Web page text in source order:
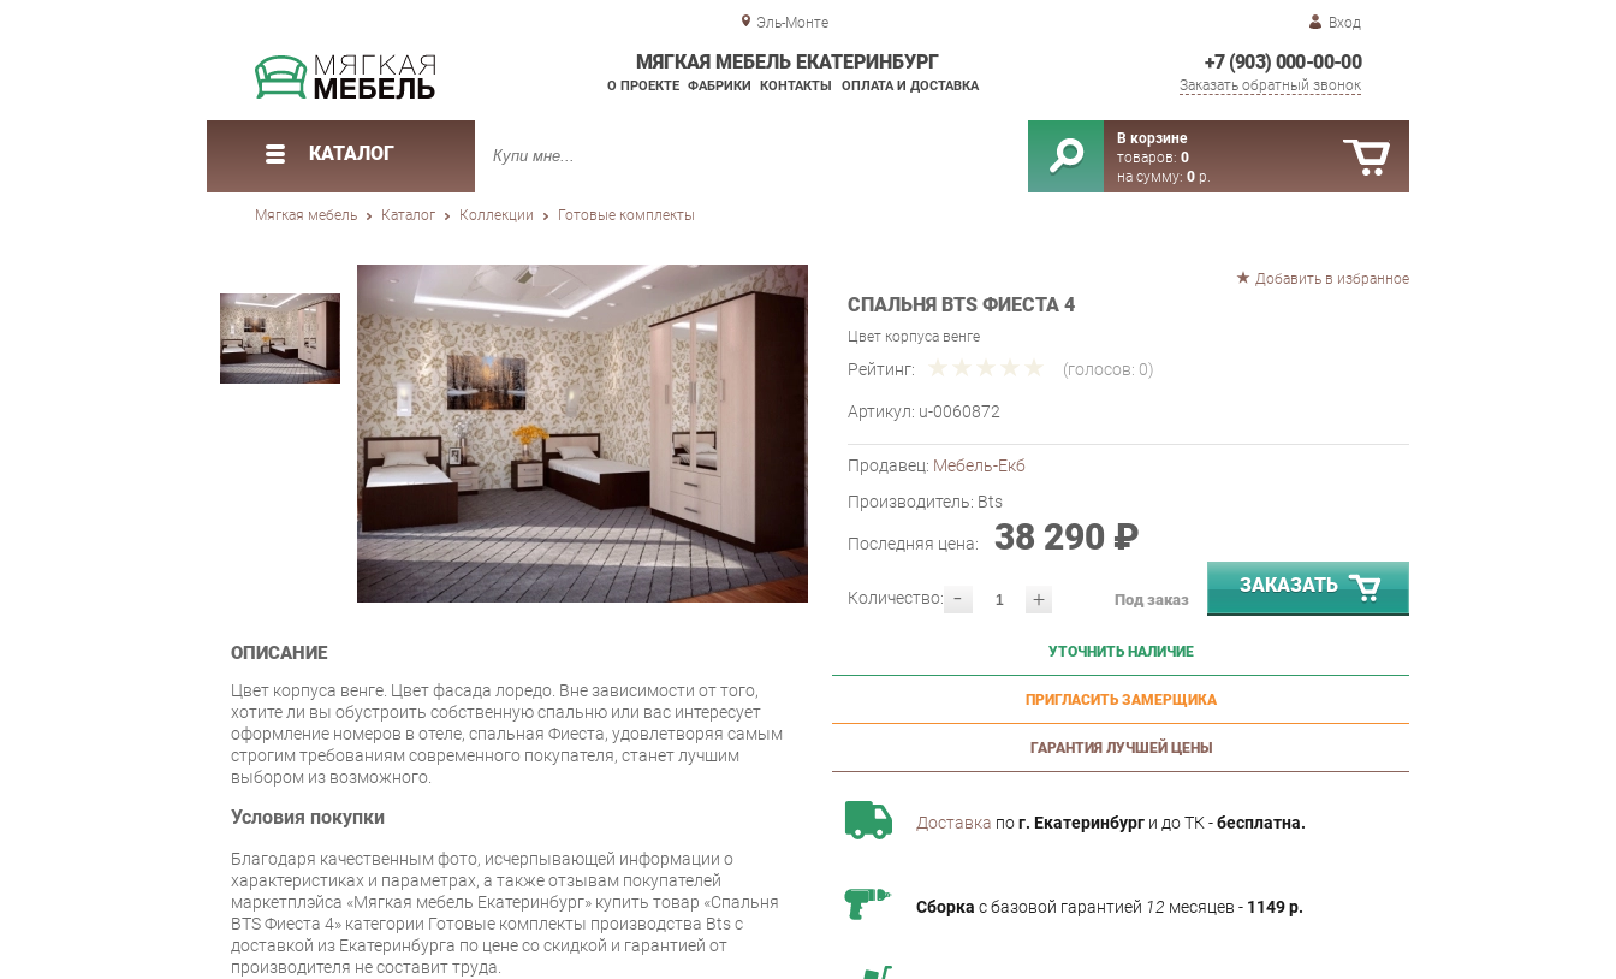
Эль-Монте Вход
+7 (903) 000-00-00
Заказать обратный звонок
МЯГКАЯ МЕБЕЛЬ ЕКАТЕРИНБУРГ
О ПРОЕКТЕ ФАБРИКИ КОНТАКТЫ ОПЛАТА И ДОСТАВКА
КАТАЛОГ
В корзине
товаров: 0
на сумму: 0 р.
Мягкая мебель Каталог Коллекции Готовые комплекты
Добавить в избранное
СПАЛЬНЯ BTS ФИЕСТА 4
Цвет корпуса венге
Рейтинг: (голосов: 0)
Артикул: u-0060872
Продавец: Мебель-Екб
Производитель: Bts
Последняя цена: 38 290 ₽
- +
Количество: Под заказ
ЗАКАЗАТЬ
УТОЧНИТЬ НАЛИЧИЕ
ПРИГЛАСИТЬ ЗАМЕРЩИКА
ГАРАНТИЯ ЛУЧШЕЙ ЦЕНЫ
Доставка пог. Екатеринбург и до ТК -бесплатна.
Сборка с базовой гарантией 12 месяцев - 1149 р.
ОПИСАНИЕ
Цвет корпуса венге. Цвет фасада лоредо. Вне зависимости от того,
хотите ли вы обустроить собственную спальню или вас интересует
оформление номеров в отеле, спальная Фиеста, удовлетворяя самым
строгим требованиям современного покупателя, станет лучшим
выбором из возможного.
Условия покупки
Благодаря качественным фото, исчерпывающей информации о
характеристиках и параметрах, а также отзывам покупателей
маркетплэйса «Мягкая мебель Екатеринбург» купить товар «Спальня
BTS Фиеста 4» категории Готовые комплекты производства Bts с
доставкой из Екатеринбурга по цене со скидкой и гарантией от
производителя не составит труда.